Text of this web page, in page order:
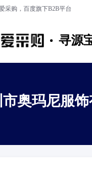
采购，百度旗下B2B平台
寻源
奥玛尼服饰